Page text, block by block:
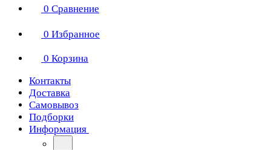
0 Сравнение
0 Избранное
0 Корзина
Контакты
Доставка
Самовывоз
Подборки
Информация